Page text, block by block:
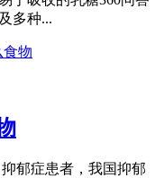
多种...
食物
郁症患者，我国抑郁